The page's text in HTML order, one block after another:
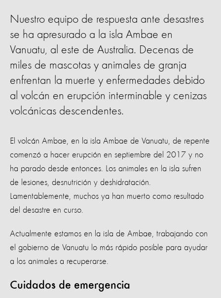
Nuestro equipo de respuesta ante desastres
se ha apresurado a la isla Ambae en
Vanuatu, al este de Australia. Decenas de
miles de mascotas y animales de granja
enfrentan la muerte y enfermedades debido
al volcán en erupción interminable y cenizas
volcánicas descendentes.
El volcán Ambae, en la isla Ambae de Vanuatu, de repente
comenzó a hacer erupción en septiembre del 2017 y no
ha parado desde entonces. Los animales en la isla sufren
de lesiones, desnutrición y deshidratación.
Lamentablemente, muchos ya han muerto como resultado
del desastre en curso.
Actualmente estamos en la isla de Ambae, trabajando con
el gobierno de Vanuatu lo más rápido posible para ayudar
a los animales a recuperarse.
Cuidados de emergencia